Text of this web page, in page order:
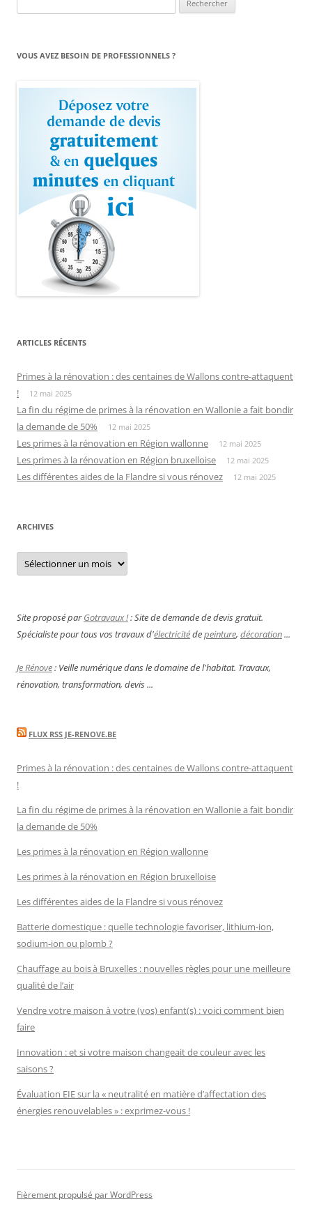
VOUS AVEZ BESOIN DE PROFESSIONNELS ?
ARTICLES RÉCENTS
Primes à la rénovation : des centaines de Wallons contre-attaquent
!
12 mai 2025
La fin du régime de primes à la rénovation en Wallonie a fait bondir
la demande de 50%
12 mai 2025
Les primes à la rénovation en Région wallonne 12 mai 2025
Les primes à la rénovation en Région bruxelloise 12 mai 2025
Les différentes aides de la Flandre si vous rénovez 12 mai 2025
ARCHIVES
Archives
Site proposé parGotravaux !: Site de demande de devis gratuit.
Spécialiste pour tous vos travaux d'électricitédepeinture, décoration...
Je Rénove: Veille numérique dans le domaine de l'habitat. Travaux,
rénovation, transformation, devis ...
FLUX RSS JE-RENOVE.BE
Primes à la rénovation : des centaines de Wallons contre-attaquent
!
La fin du régime de primes à la rénovation en Wallonie a fait bondir
la demande de 50%
Les primes à la rénovation en Région wallonne
Les primes à la rénovation en Région bruxelloise
Les différentes aides de la Flandre si vous rénovez
Batterie domestique : quelle technologie favoriser, lithium-ion,
sodium-ion ou plomb ?
Chauffage au bois à Bruxelles : nouvelles règles pour une meilleure
qualité de l’air
Vendre votre maison à votre (vos) enfant(s) : voici comment bien
faire
Innovation : et si votre maison changeait de couleur avec les
saisons ?
Évaluation EIE sur la « neutralité en matière d’affectation des
énergies renouvelables » : exprimez-vous !
Fièrement propulsé par WordPress